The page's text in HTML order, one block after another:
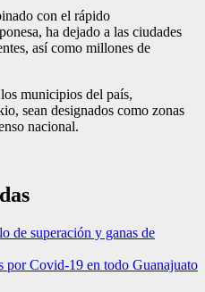
con el rápido
ha dejado a las ciudades
así como millones de
municipios del país,
sean designados como zonas
nacional.
de superación y ganas de
por Covid-19 en todo Guanajuato